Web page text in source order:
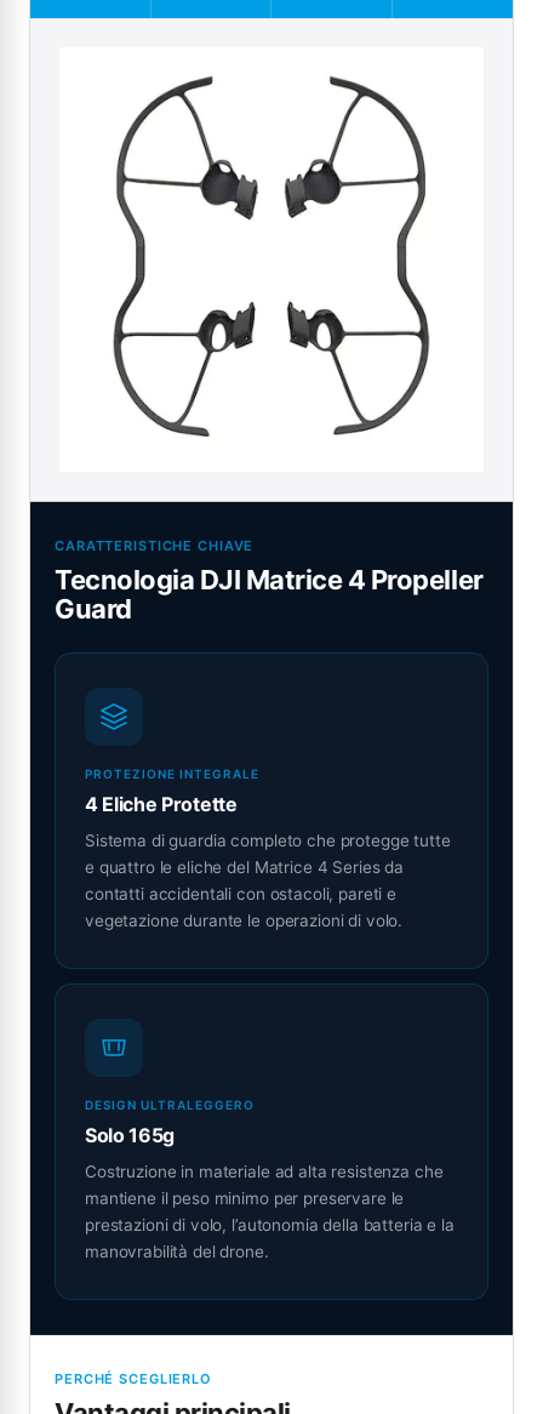
CARATTERISTICHE CHIAVE
Tecnologia DJI Matrice 4 Propeller
Guard
PROTEZIONE INTEGRALE
4 Eliche Protette
Sistema di guardia completo che protegge tutte
e quattro le eliche del Matrice 4 Series da
contatti accidentali con ostacoli, pareti e
vegetazione durante le operazioni di volo.
DESIGN ULTRALEGGERO
Solo 165g
Costruzione in materiale ad alta resistenza che
mantiene il peso minimo per preservare le
prestazioni di volo, l’autonomia della batteria e la
manovrabilità del drone.
PERCHÉ SCEGLIERLO